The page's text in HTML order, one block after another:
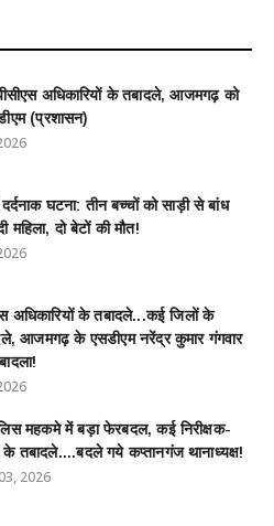
अधिकारियों के तबादले, आजमगढ़ को
(प्रशासन)
घटना: तीन बच्चों को साड़ी से बांध
महिला, दो बेटों की मौत!
अधिकारियों के तबादले...कई जिलों के
आजमगढ़ के एसडीएम नरेंद्र कुमार गंगवार
महकमे में बड़ा फेरबदल, कई निरीक्षक-
के तबादले....बदले गये कप्तानगंज थानाध्यक्ष!
2026